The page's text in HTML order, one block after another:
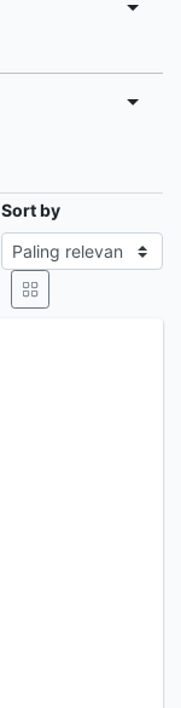
Sort by